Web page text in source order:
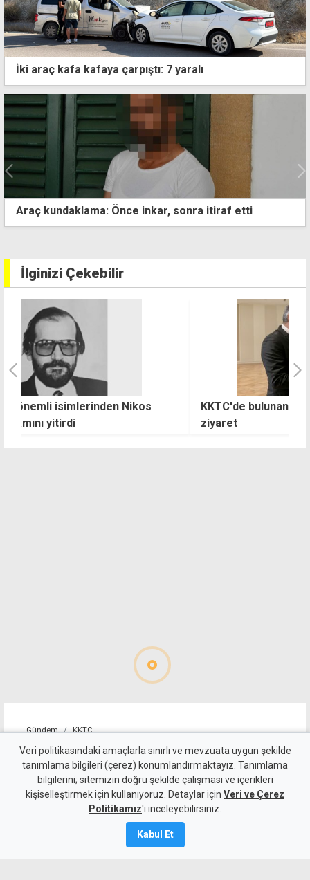
İki araç kafa kafaya çarpıştı: 7 yaralı
Üçlü görüşme bir saat sürdü
İlginizi Çekebilir
KKTC'de bulunan Binali Yıldırım'dan Erhürman'a
ziyaret
Gündem KKTC
Girne-Değirmenlik Dağ
Yolu'nun bir bölümü trafiğe
kapatılacak
Veri politikasındaki amaçlarla sınırlı ve mevzuata uygun şekilde
tanımlama bilgileri (çerez) konumlandırmaktayız. Tanımlama
bilgilerini; sitemizin doğru şekilde çalışması ve içerikleri
kişiselleştirmek için kullanıyoruz. Detaylar için Veri ve Çerez
Politikamız'ı inceleyebilirsiniz.
Kabul Et